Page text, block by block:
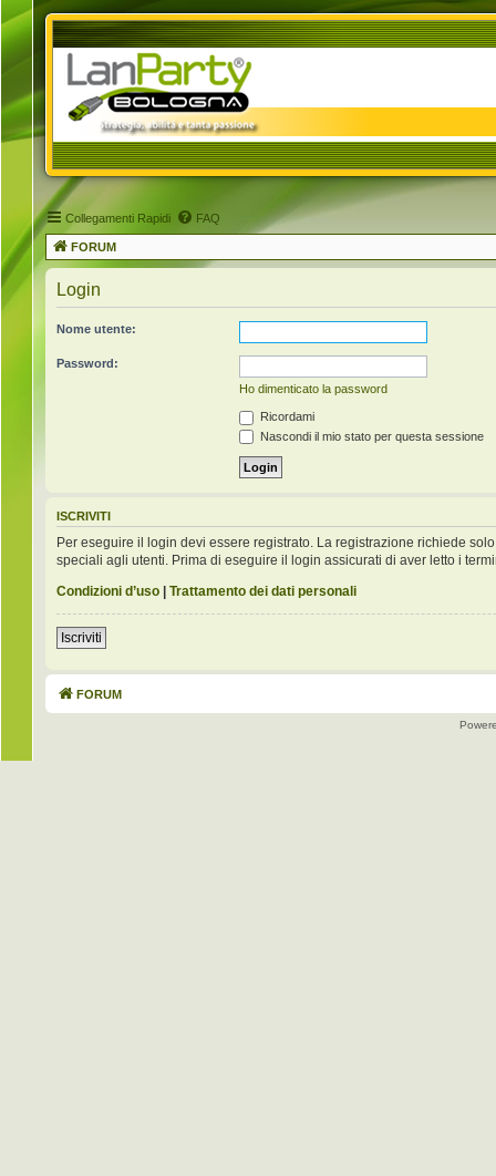
Collegamenti Rapidi FAQ
FORUM
Login
Nome utente:
Password:
Ho dimenticato la password
Ricordami
Nascondi il mio stato per questa sessione
ISCRIVITI
Per eseguire il login devi essere registrato. La registrazione richiede
speciali agli utenti. Prima di eseguire il login assicurati di aver letto i
Condizioni d’uso | Trattamento dei dati personali
Iscriviti
FORUM